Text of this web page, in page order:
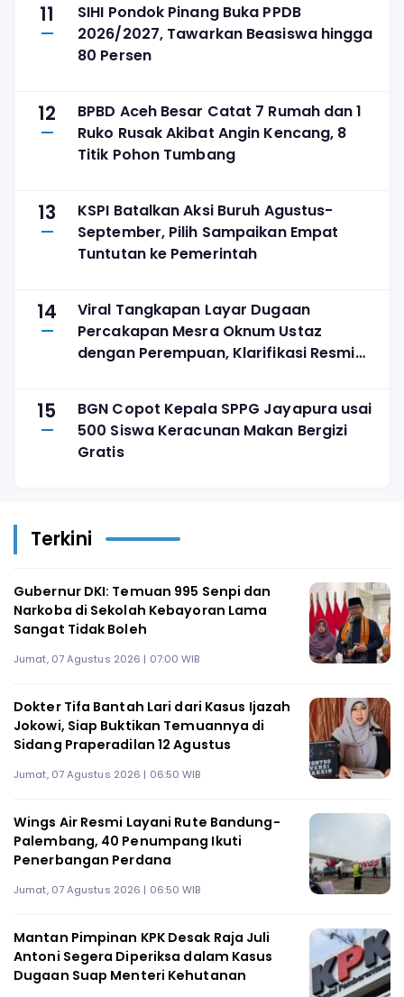
11
SIHI Pondok Pinang Buka PPDB
2026/2027, Tawarkan Beasiswa hingga
80 Persen
12
BPBD Aceh Besar Catat 7 Rumah dan 1
Ruko Rusak Akibat Angin Kencang, 8
Titik Pohon Tumbang
13
KSPI Batalkan Aksi Buruh Agustus-
September, Pilih Sampaikan Empat
Tuntutan ke Pemerintah
14
Viral Tangkapan Layar Dugaan
Percakapan Mesra Oknum Ustaz
dengan Perempuan, Klarifikasi Resmi
15
BGN Copot Kepala SPPG Jayapura usai
500 Siswa Keracunan Makan Bergizi
Gratis
Terkini
Gubernur DKI: Temuan 995 Senpi dan
Narkoba di Sekolah Kebayoran Lama
Sangat Tidak Boleh
Jumat, 07 Agustus 2026 | 07:00 WIB
Dokter Tifa Bantah Lari dari Kasus Ijazah
Jokowi, Siap Buktikan Temuannya di
Sidang Praperadilan 12 Agustus
Jumat, 07 Agustus 2026 | 06:50 WIB
Wings Air Resmi Layani Rute Bandung-
Palembang, 40 Penumpang Ikuti
Penerbangan Perdana
Jumat, 07 Agustus 2026 | 06:50 WIB
Mantan Pimpinan KPK Desak Raja Juli
Antoni Segera Diperiksa dalam Kasus
Dugaan Suap Menteri Kehutanan